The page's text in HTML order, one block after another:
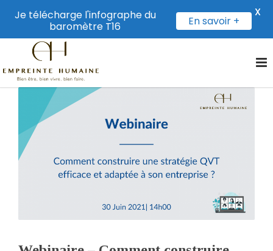
Je télécharge l'infographe du
baromètre T16
En savoir +
X